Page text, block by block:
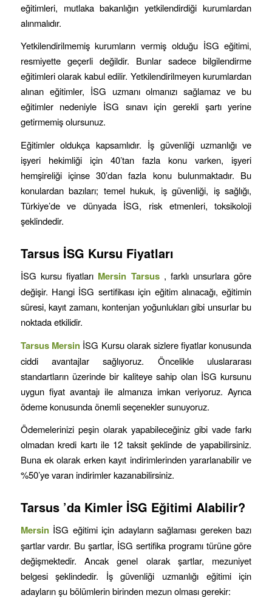
eğitimleri, mutlaka bakanlığın yetkilendirdiği kurumlardan
alınmalıdır.
Yetkilendirilmemiş kurumların vermiş olduğu İSG eğitimi,
resmiyette geçerli değildir. Bunlar sadece bilgilendirme
eğitimleri olarak kabul edilir. Yetkilendirilmeyen kurumlardan
alınan eğitimler, İSG uzmanı olmanızı sağlamaz ve bu
eğitimler nedeniyle İSG sınavı için gerekli şartı yerine
getirmemiş olursunuz.
Eğitimler oldukça kapsamlıdır. İş güvenliği uzmanlığı ve
işyeri hekimliği için 40’tan fazla konu varken, işyeri
hemşireliği içinse 30’dan fazla konu bulunmaktadır. Bu
konulardan bazıları; temel hukuk, iş güvenliği, iş sağlığı,
Türkiye’de ve dünyada İSG, risk etmenleri, toksikoloji
şeklindedir.
Tarsus İSG Kursu Fiyatları
İSG kursu fiyatları Mersin Tarsus , farklı unsurlara göre
değişir. Hangi İSG sertifikası için eğitim alınacağı, eğitimin
süresi, kayıt zamanı, kontenjan yoğunlukları gibi unsurlar bu
noktada etkilidir.
Tarsus Mersin İSG Kursu olarak sizlere fiyatlar konusunda
ciddi avantajlar sağlıyoruz. Öncelikle uluslararası
standartların üzerinde bir kaliteye sahip olan İSG kursunu
uygun fiyat avantajı ile almanıza imkan veriyoruz. Ayrıca
ödeme konusunda önemli seçenekler sunuyoruz.
Ödemelerinizi peşin olarak yapabileceğiniz gibi vade farkı
olmadan kredi kartı ile 12 taksit şeklinde de yapabilirsiniz.
Buna ek olarak erken kayıt indirimlerinden yararlanabilir ve
%50’ye varan indirimler kazanabilirsiniz.
Tarsus ’da Kimler İSG Eğitimi Alabilir?
Mersin İSG eğitimi için adayların sağlaması gereken bazı
şartlar vardır. Bu şartlar, İSG sertifika programı türüne göre
değişmektedir. Ancak genel olarak şartlar, mezuniyet
belgesi şeklindedir. İş güvenliği uzmanlığı eğitimi için
adayların şu bölümlerin birinden mezun olması gerekir: